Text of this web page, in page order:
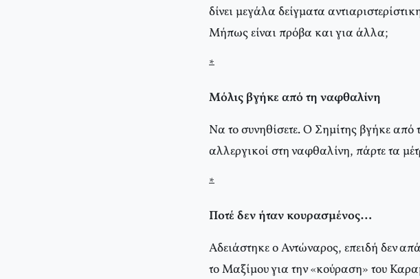
δίνει μεγάλα δείγματα
Μήπως είναι πρόβα και για άλλα;
*
Μόλις βγήκε από τη ναφθαλίνη
Να το συνηθίσετε. Ο Σημίτης βγήκε από
αλλεργικοί στη ναφθαλίνη, πάρτε τα
*
Ποτέ δεν ήταν κουρασμένος…
Αδειάστηκε ο Αντώναρος, επειδή δεν
το Μαξίμου για την «κούραση» του